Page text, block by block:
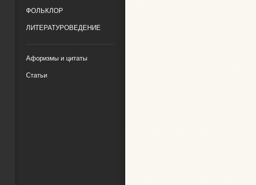
ФОЛЬКЛОР
ЛИТЕРАТУРОВЕДЕНИЕ
Афоризмы и цитаты
Статьи